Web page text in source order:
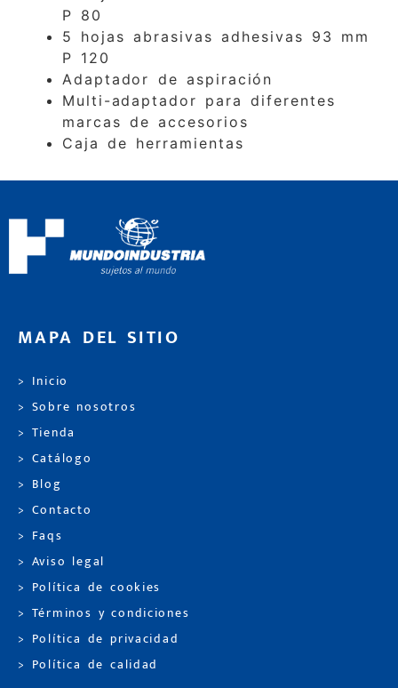
P 80
5 hojas abrasivas adhesivas 93 mm
P 120
Adaptador de aspiración
Multi-adaptador para diferentes
marcas de accesorios
Caja de herramientas
MAPA DEL SITIO
> Inicio
> Sobre nosotros
> Tienda
> Catálogo
> Blog
> Contacto
> Faqs
> Aviso legal
> Política de cookies
> Términos y condiciones
> Política de privacidad
> Política de calidad